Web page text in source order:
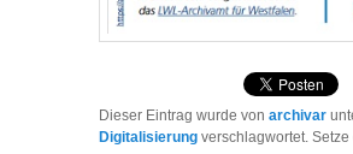
Dieser Eintrag wurde vonarchivar
Digitalisierung verschlagwortet.